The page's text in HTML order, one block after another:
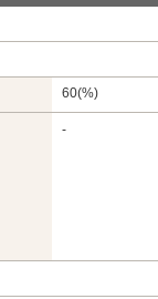
60(%)
-